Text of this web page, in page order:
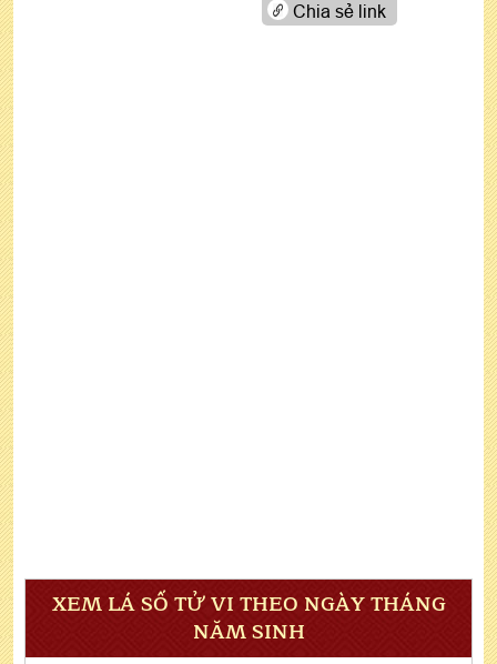
Chia sẻ link
XEM LÁ SỐ TỬ VI THEO NGÀY THÁNG
NĂM SINH